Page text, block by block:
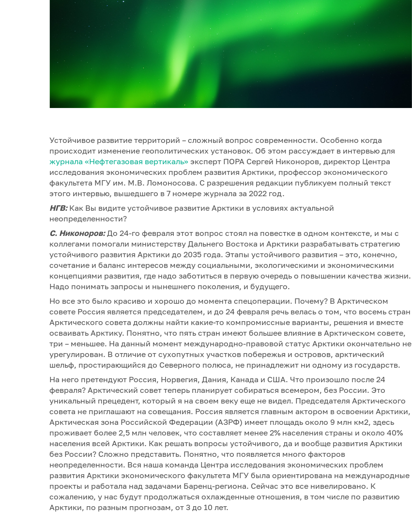
Устойчивое развитие территорий – сложный вопрос современности. Особенно когда
происходит изменение геополитических установок. Об этом рассуждает в интервью для
журнала «Нефтегазовая вертикаль» эксперт ПОРА Сергей Никоноров, директор Центра
исследования экономических проблем развития Арктики, профессор экономического
факультета МГУ им. М.В. Ломоносова. С разрешения редакции публикуем полный текст
этого интервью, вышедшего в 7 номере журнала за 2022 год.
НГВ:Как Вы видите устойчивое развитие Арктики в условиях актуальной
неопределенности?
С. Никоноров:До 24-го февраля этот вопрос стоял на повестке в одном контексте, и мы с
коллегами помогали министерству Дальнего Востока и Арктики разрабатывать стратегию
устойчивого развития Арктики до 2035 года. Этапы устойчивого развития – это, конечно,
сочетание и баланс интересов между социальными, экологическими и экономическими
концепциями развития, где надо заботиться в первую очередь о повышении качества жизни.
Надо понимать запросы и нынешнего поколения, и будущего.
Но все это было красиво и хорошо до момента спецоперации. Почему? В Арктическом
совете Россия является председателем, и до 24 февраля речь велась о том, что восемь стран
Арктического совета должны найти какие-то компромиссные варианты, решения и вместе
осваивать Арктику. Понятно, что пять стран имеют большее влияние в Арктическом совете,
три – меньшее. На данный момент международно-правовой статус Арктики окончательно не
урегулирован. В отличие от сухопутных участков побережья и островов, арктический
шельф, простирающийся до Северного полюса, не принадлежит ни одному из государств.
На него претендуют Россия, Норвегия, Дания, Канада и США. Что произошло после 24
февраля? Арктический совет теперь планирует собираться всемером, без России. Это
уникальный прецедент, который я на своем веку еще не видел. Председателя Арктического
совета не приглашают на совещания. Россия является главным актором в освоении Арктики,
Арктическая зона Российской Федерации (АЗРФ) имеет площадь около 9 млн км2, здесь
проживает более 2,5 млн человек, что составляет менее 2% населения страны и около 40%
населения всей Арктики. Как решать вопросы устойчивого, да и вообще развития Арктики
без России? Сложно представить. Понятно, что появляется много факторов
неопределенности. Вся наша команда Центра исследования экономических проблем
развития Арктики экономического факультета МГУ была ориентирована на международные
проекты и работала над задачами Баренц-региона. Сейчас это все нивелировано. К
сожалению, у нас будут продолжаться охлажденные отношения, в том числе по развитию
Арктики, по разным прогнозам, от 3 до 10 лет.